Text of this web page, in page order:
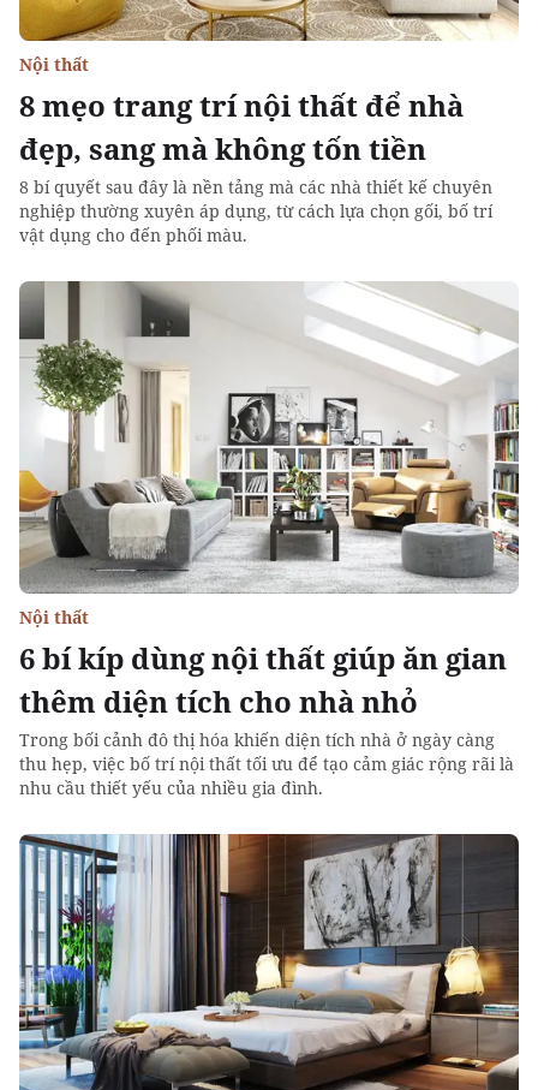
8 mẹo trang trí nội thất để nhà
đẹp, sang mà không tốn tiền
Nội thất
8 bí quyết sau đây là nền tảng mà các nhà thiết kế chuyên
nghiệp thường xuyên áp dụng, từ cách lựa chọn gối, bố trí
vật dụng cho đến phối màu.
6 bí kíp dùng nội thất giúp ăn gian
thêm diện tích cho nhà nhỏ
Nội thất
Trong bối cảnh đô thị hóa khiến diện tích nhà ở ngày càng
thu hẹp, việc bố trí nội thất tối ưu để tạo cảm giác rộng rãi là
nhu cầu thiết yếu của nhiều gia đình.